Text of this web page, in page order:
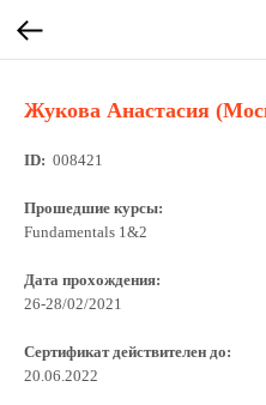
Жукова Анастасия
ID: 008421
Прошедшие курсы:
Fundamentals 1&2
Дата прохождения:
26-28/02/2021
Сертификат действителен до:
20.06.2022